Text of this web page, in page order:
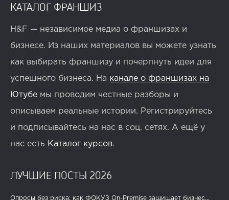
КАТАЛОГ ФРАНШИЗ
H&F — независимое медиа о франшизах и
бизнесе. Из наших материалов вы можете узнать
как выбирать франшизу и почерпнуть идеи для
успешного бизнеса. На канале о франшизах на
Ютубе мы проводим честные разборы и
описываем реальные истории. Регистрируйтесь
и подписывайтесь на нас в соц. сетях. А ещё у
нас есть Каталог курсов.
ЛУЧШИЕ ПОСТЫ 2026
Опросы без риска: как ФОКУЗ On-Premise защищает бизнес...